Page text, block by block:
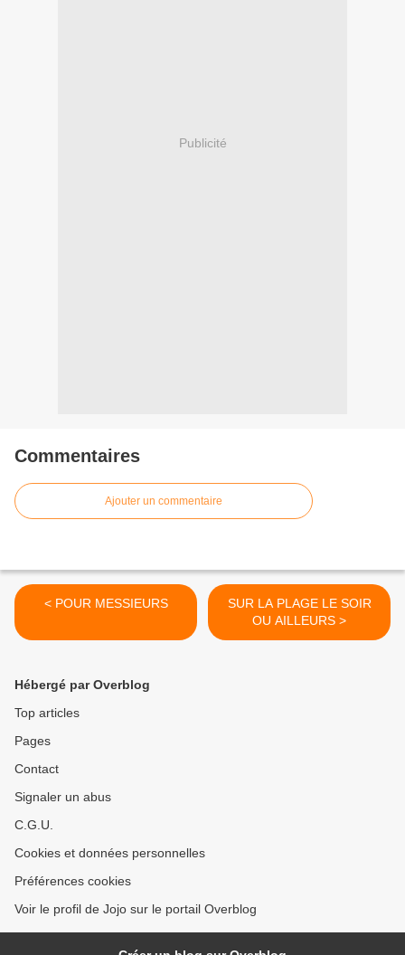
Publicité
Commentaires
Ajouter un commentaire
< POUR MESSIEURS
SUR LA PLAGE LE SOIR
OU AILLEURS >
Hébergé par Overblog
Top articles
Pages
Contact
Signaler un abus
C.G.U.
Cookies et données personnelles
Préférences cookies
Voir le profil de Jojo sur le portail Overblog